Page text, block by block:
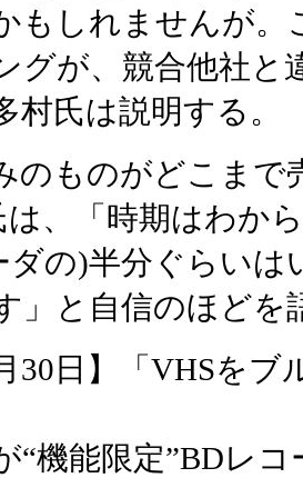
もしれませんが。
グが、競合他社と
村氏は説明する。
のものがどこまで
は、「時期はわか
ダの)半分ぐらい
」と自信のほどを
30日】「VHSを
“機能限定”BDレ